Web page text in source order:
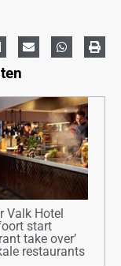
Valk Hotel
start
take over’
restaurants